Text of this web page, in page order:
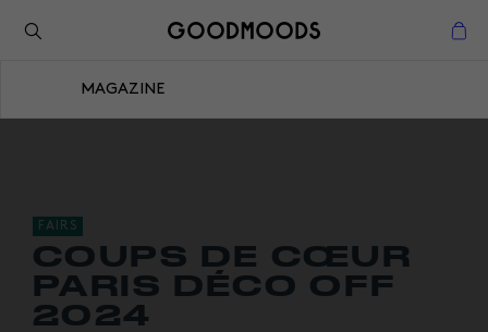
MAGAZINE
FAIRS
COUPS DE CŒUR
PARIS DÉCO OFF
2024
Retour à l'inspiration